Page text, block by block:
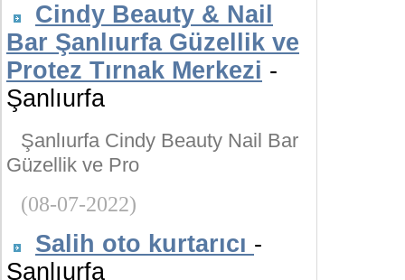
Cindy Beauty & Nail
Bar Şanlıurfa Güzellik ve
Protez Tırnak Merkezi -
Şanlıurfa
Şanlıurfa Cindy Beauty Nail Bar
Güzellik ve Pro
(08-07-2022)
Salih oto kurtarıcı -
Şanlıurfa